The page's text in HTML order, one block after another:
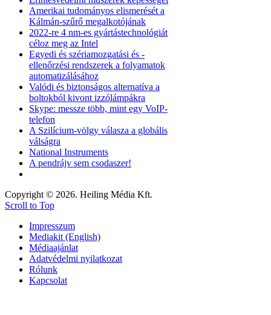
Amerikai tudományos elismerését a
Kálmán-szűrő megalkotójának
2022-re 4 nm-es gyártástechnológiát
céloz meg az Intel
Egyedi és szériamozgatási és -
ellenőrzési rendszerek a folyamatok
automatizálásához
Valódi és biztonságos alternatíva a
boltokból kivont izzólámpákra
Skype: messze több, mint egy VoIP-
telefon
A Szilícium-völgy válasza a globális
válságra
National Instruments
A pendrájv sem csodaszer!
Copyright © 2026. Heiling Média Kft.
Scroll to Top
Impresszum
Mediakit (English)
Médiaajánlat
Adatvédelmi nyilatkozat
Rólunk
Kapcsolat